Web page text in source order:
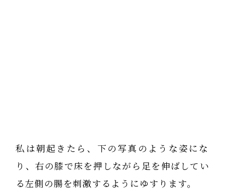
私は朝起きたら、下の写真のような姿にな
り、右の膝で床を押しながら足を伸ばしてい
る左側の腸を刺激するようにゆすります。